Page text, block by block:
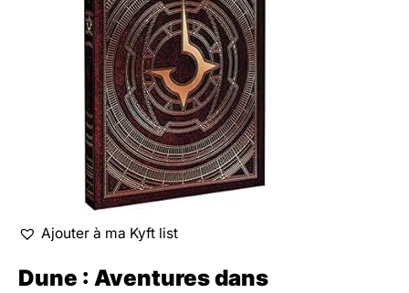
Ajouter à ma Kyft list
Dune : Aventures dans